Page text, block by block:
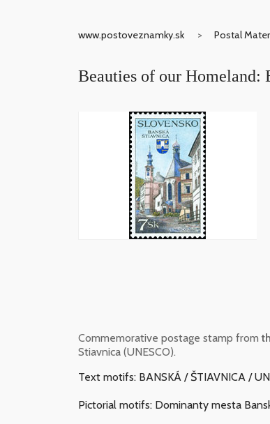
www.postoveznamky.sk Postal
Beauties of our Homeland:
Commemorative postage stamp from
Stiavnica (UNESCO).
Text motifs: BANSKÁ / ŠTIAVNICA /
Pictorial motifs: Dominanty mesta